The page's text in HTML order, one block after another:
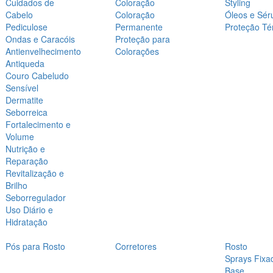
Cuidados de
Cabelo
Pediculose
Ondas e Caracóis
Antienvelhecimento
Antiqueda
Couro Cabeludo
Sensível
Dermatite
Seborreica
Fortalecimento e
Volume
Nutrição e
Reparação
Revitalização e
Brilho
Seborregulador
Uso Diário e
Hidratação
Coloração
Coloração
Permanente
Proteção para
Colorações
Styling
Óleos e
Proteção
Pós para Rosto Corretores
Rosto
Sprays
Base